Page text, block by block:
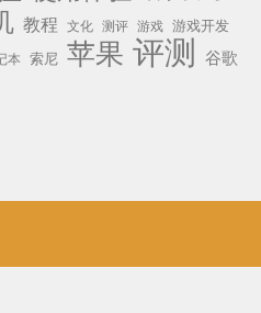
教程 文化 测评 游戏 游戏开发
本 索尼 苹果 评测 谷歌